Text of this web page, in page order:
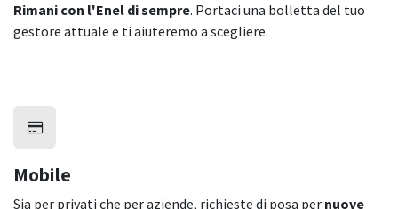
Rimani con l'Enel di sempre. Portaci una bolletta del tuo
gestore attuale e ti aiuteremo a scegliere.
Mobile
Sia per privati che per aziende, richieste di posa per nuove